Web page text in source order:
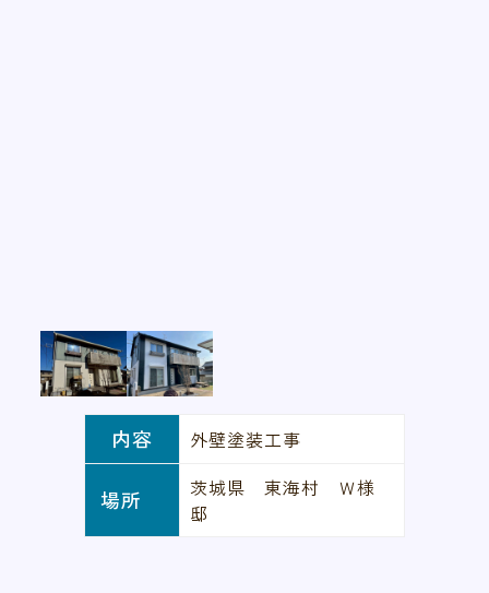
内容 外壁塗装工事
場所
茨城県 東海村 Ｗ様
邸